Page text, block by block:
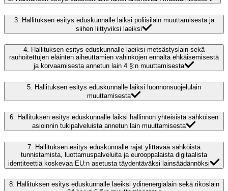
3. Hallituksen esitys eduskunnalle laiksi poliisilain muuttamisesta ja
siihen liittyviksi laeiksi
4. Hallituksen esitys eduskunnalle laeiksi metsästyslain sekä
rauhoitettujen eläinten aiheuttamien vahinkojen ennalta ehkäisemisestä
ja korvaamisesta annetun lain 4 §:n muuttamisesta
5. Hallituksen esitys eduskunnalle laiksi luonnonsuojelulain
muuttamisesta
6.
Hallituksen esitys eduskunnalle laiksi hallinnon yhteisistä sähköisen
asioinnin tukipalveluista annetun lain muuttamisesta
7. Hallituksen esitys eduskunnalle rajat ylittävää sähköistä
tunnistamista, luottamuspalveluita ja eurooppalaista digitaalista
identiteettiä koskevaa EU:n asetusta täydentäväksi lainsäädännöksi
8. Hallituksen esitys eduskunnalle laeiksi ydinenergialain sekä rikoslain